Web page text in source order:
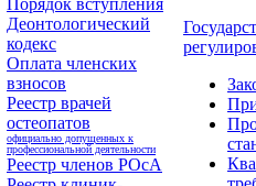
Порядок вступления
Деонтологический
кодекс
Оплата членских
взносов
Реестр врачей
остеопатов
официально допущенных к
профессиональной деятельности
Реестр членов РОсА